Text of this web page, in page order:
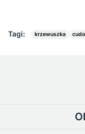
Tagi: krzewuszka